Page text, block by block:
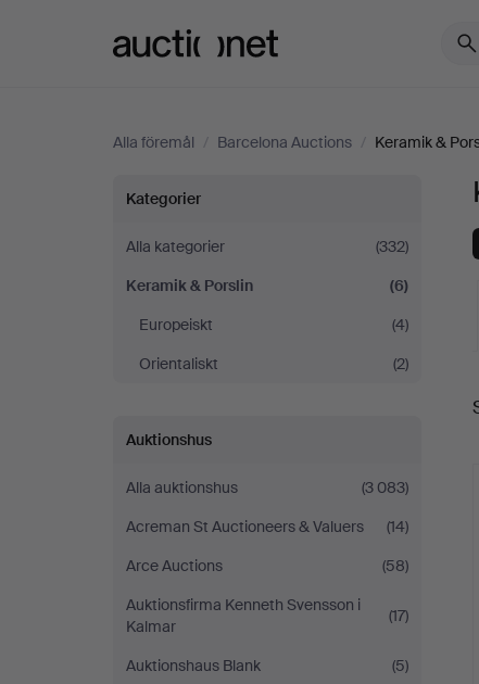
Alla föremål / Barcelona Auctions / Keramik &
Keramik
&
Porslin
på
Auctions
Kategorier
Alla kategorier
(332)
Keramik & Porslin
(6)
Europeiskt
(4)
Orientaliskt
(2)
Auktionshus
Alla auktionshus
(3 083)
Acreman St Auctioneers & Valuers
(14)
Arce Auctions
(58)
Auktionsfirma Kenneth Svensson i
Kalmar
(17)
Auktionshaus Blank
(5)